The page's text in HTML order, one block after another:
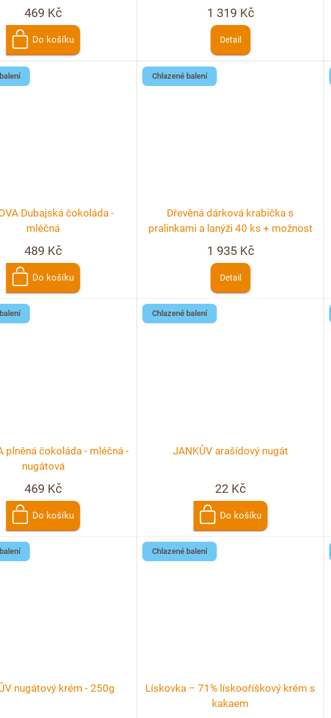
469 Kč
Do košíku
1 319 Kč
Detail
Dubajská čokoláda -
mléčná
489 Kč
Do košíku
Chlazené balení
Dřevěná dárková krabička s
pralinkami a lanýži 40 ks + možnost
personalizace
1 935 Kč
Detail
plněná čokoláda - mléčná -
nugátová
469 Kč
Do košíku
Chlazené balení
JANKŮV arašídový nugát
22 Kč
Do košíku
nugátový krém - 250g
Chlazené balení
Lískovka – 71% lískooříškový krém s
kakaem